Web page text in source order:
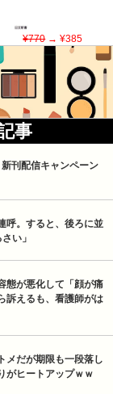
¥770→ ¥385
事
刊配信キャンペーン
呼。すると、後ろに並
い」
態が悪化して「顔が痛
訴えるも、看護師がは
メだが期限も一段落し
がヒートアップｗｗ